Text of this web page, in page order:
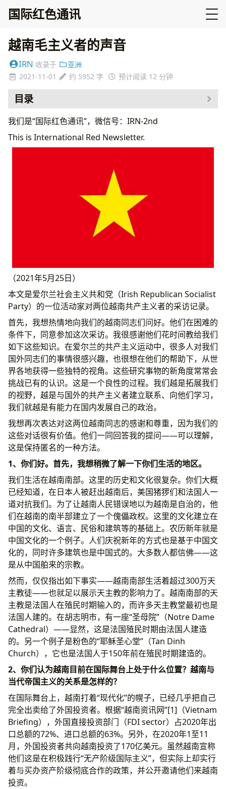
国际红色通讯
越南毛主义者的声音
IRN 收录于
亚洲
2021-11-01
约 5952 字 预计阅读 12 分钟
目录
我们是“国际红色通讯”，微信号：IRN-2nd
This is International Red Newsletter.
（2021年5月25日）
本文是爱尔兰社会主义共和党（Irish Republican Socialist
Party）的一位活动家对两位越南共产主义者的采访记录。
首先，我想热情地向我们的越南同志们问好。他们在困难的
条件下，同意参加这次采访。我很感谢他们花时间教给我们
如下这些知识。在爱尔兰的共产主义运动中，很多人对我们
国外同志们的事情很感兴趣，也很想在他们的帮助下，从世
界各地获得一些独特的视角。这些研究事物的新角度常常会
挑战已有的认识。这是一个良性的过程。我们越是拓展我们
的视野，越是与国外的共产主义者建立联系、向他们学习，
我们就越是有能力在国内发展自己的政治。
我想再次表达对这两位越南同志的感谢和尊重，因为我们的
这些对话很有价值。他们一同回答我的提问——可以理解，
这是保持匿名的一种方法。
1、你们好。首先，我想稍微了解一下你们生活的地区。
我们生活在越南南部。这里的历史和文化很复杂。你们大概
已经知道，在日本人被赶出越南后，美国猪猡们和法国人一
道对抗我们。为了让越南人民错误地以为越南是自治的，他
们在越南的南半部建立了一个傀儡政权。这里的文化建立在
中国的文化、语言、民俗和建筑等的基础上。农历新年就是
中国文化的一个例子。人们庆祝新年的方式也是基于中国文
化的，同时许多建筑也是中国式的。大多数人都信佛——这
是从中国舶来的宗教。
然而，仅仅指出如下事实——越南南部生活着超过300万天
主教徒——也就足以展示天主教的影响力了。越南南部的天
主教是法国人在殖民时期输入的，而许多天主教堂最初也是
法国人建的。在胡志明市，有一座“圣母院”（Notre Dame
Cathedral）——显然，这是法国殖民时期由法国人建造
的。另一个例子是粉色的“耶稣圣心堂”（Tan Dinh
Church），它也是法国人于150年前在殖民时期建造的。
2、你们认为越南目前在国际舞台上处于什么位置？越南与
当代帝国主义的关系是怎样的？
在国际舞台上，越南打着“现代化”的幌子，已经几乎把自己
完全出卖给了外国投资者。根据“越南资讯网”[1]（Vietnam
Briefing），外国直接投资部门（FDI sector）占2020年出
口总额的72%、进口总额的63%。另外，在2020年1至11
月，外国投资者共向越南投资了170亿美元。虽然越南宣称
他们这是在积极践行“无产阶级国际主义”，但实际上却实行
着与买办资产阶级彻底合作的政策，并公开邀请他们来越南
投资。